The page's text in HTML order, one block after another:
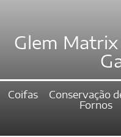
Glem
Coifas Conservação
Fornos